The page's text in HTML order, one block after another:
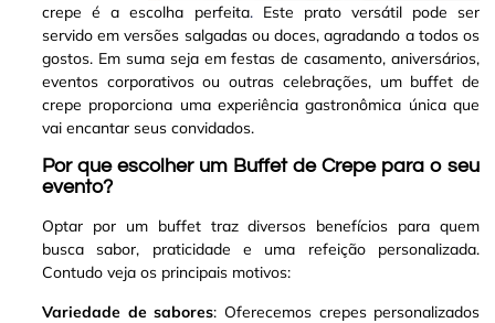
crepe é a escolha perfeita.Este prato versátil pode ser
servido em versões salgadas ou doces, agradando a todos os
gostos. Em suma seja em festas de casamento, aniversários,
eventos corporativos ou outras celebrações, um buffet de
crepe proporciona uma experiência gastronômica única que
vai encantar seus convidados.
Por que escolher um Buffet de Crepe para o seu
evento?
Optar por um buffet traz diversos benefícios para quem
busca sabor, praticidade e uma refeição personalizada.
Contudo veja os principais motivos:
Variedade de sabores: Oferecemos crepes personalizados